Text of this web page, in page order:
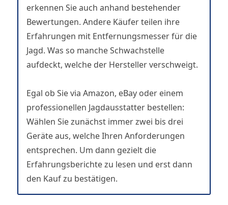
erkennen Sie auch anhand bestehender
Bewertungen. Andere Käufer teilen ihre
Erfahrungen mit Entfernungsmesser für die
Jagd. Was so manche Schwachstelle
aufdeckt, welche der Hersteller verschweigt.
Egal ob Sie via Amazon, eBay oder einem
professionellen Jagdausstatter bestellen:
Wählen Sie zunächst immer zwei bis drei
Geräte aus, welche Ihren Anforderungen
entsprechen. Um dann gezielt die
Erfahrungsberichte zu lesen und erst dann
den Kauf zu bestätigen.